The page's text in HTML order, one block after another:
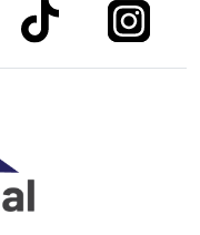
linkedinlink to tiktok link to